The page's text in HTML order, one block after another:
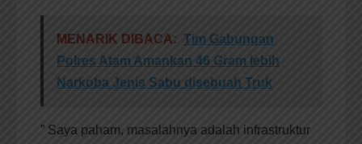
MENARIK DIBACA: Tim Gabungan
Polres Atam Amankan 46 Gram lebih
Narkoba Jenis Sabu disebuah Truk
” Saya paham, masalahnya adalah infrastruktur